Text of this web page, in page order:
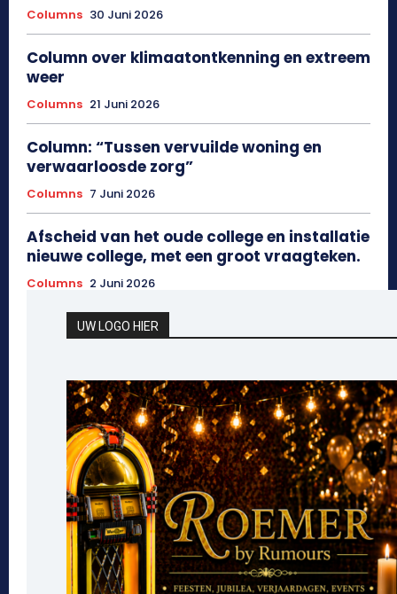
Columns 30 Juni 2026
Column over klimaatontkenning en extreem
weer
Columns 21 Juni 2026
Column: “Tussen vervuilde woning en
verwaarloosde zorg”
Columns 7 Juni 2026
Afscheid van het oude college en installatie
nieuwe college, met een groot vraagteken.
Columns 2 Juni 2026
UW LOGO HIER